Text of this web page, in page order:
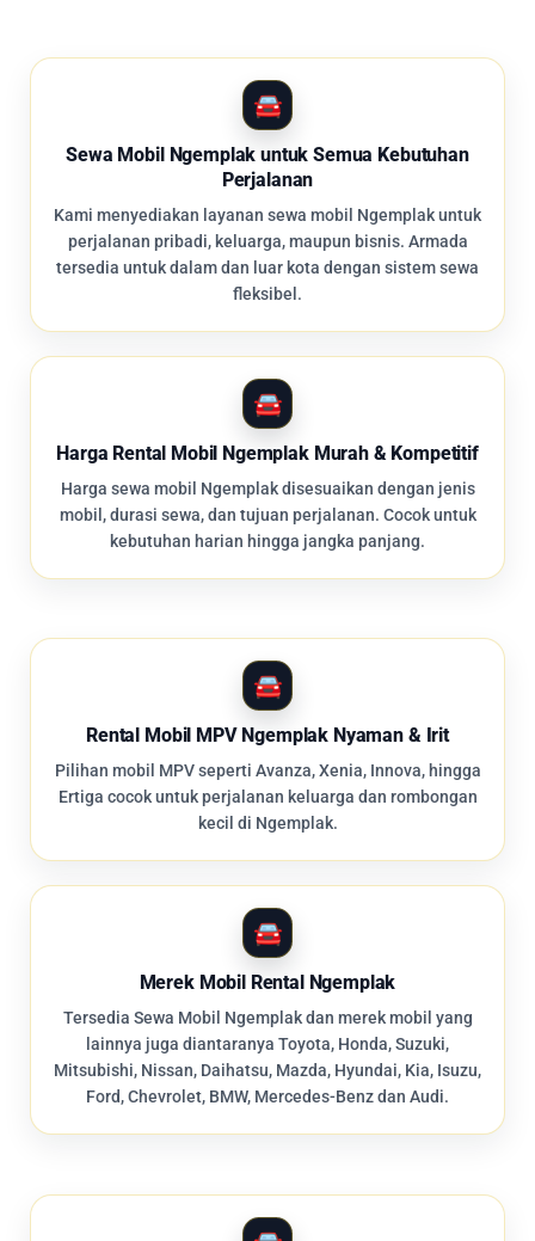
Sewa Mobil Ngemplak untuk Semua Kebutuhan
Perjalanan
Kami menyediakan layanan sewa mobil Ngemplak untuk
perjalanan pribadi, keluarga, maupun bisnis. Armada
tersedia untuk dalam dan luar kota dengan sistem sewa
fleksibel.
Harga Rental Mobil Ngemplak Murah & Kompetitif
Harga sewa mobil Ngemplak disesuaikan dengan jenis
mobil, durasi sewa, dan tujuan perjalanan. Cocok untuk
kebutuhan harian hingga jangka panjang.
Rental Mobil MPV Ngemplak Nyaman & Irit
Pilihan mobil MPV seperti Avanza, Xenia, Innova, hingga
Ertiga cocok untuk perjalanan keluarga dan rombongan
kecil di Ngemplak.
Merek Mobil Rental Ngemplak
Tersedia Sewa Mobil Ngemplak dan merek mobil yang
lainnya juga diantaranya Toyota, Honda, Suzuki,
Mitsubishi, Nissan, Daihatsu, Mazda, Hyundai, Kia, Isuzu,
Ford, Chevrolet, BMW, Mercedes-Benz dan Audi.